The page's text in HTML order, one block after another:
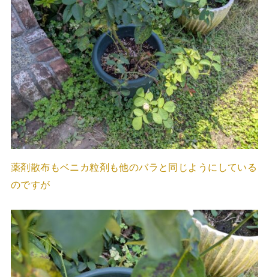
薬剤散布もベニカ粒剤も他のバラと同じようにしている
のですが